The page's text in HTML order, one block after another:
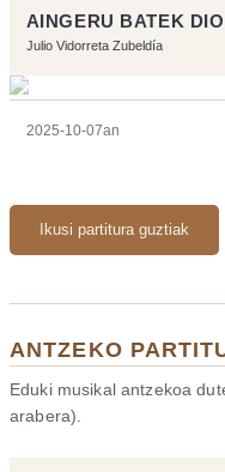
AINGERU BATEK DIO
Julio Vidorreta Zubeldía
2025-10-07an
Ikusi partitura guztiak
ANTZEKO
Eduki musikal antzekoa
arabera).